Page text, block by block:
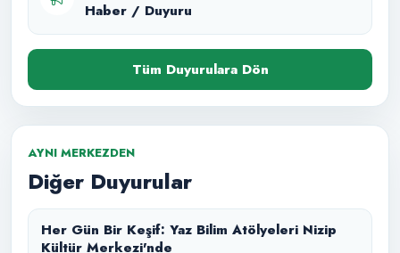
Haber / Duyuru
Tüm Duyurulara Dön
AYNI MERKEZDEN
Diğer Duyurular
Her Gün Bir Keşif: Yaz Bilim Atölyeleri Nizip
Kültür Merkezi'nde